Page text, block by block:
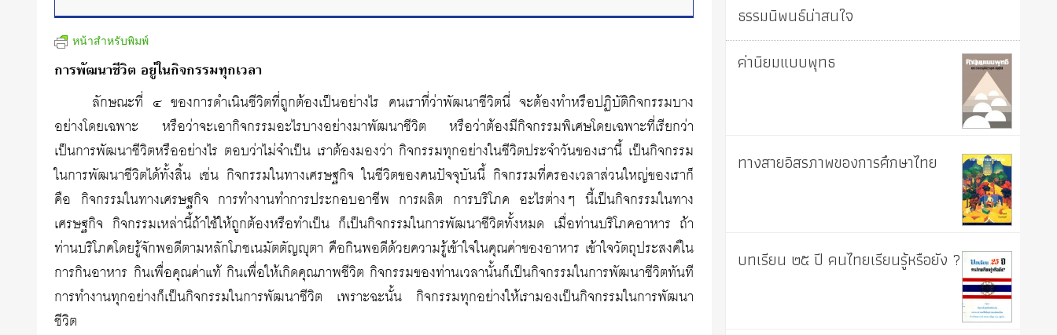
หน้าสำหรับพิมพ์
การพัฒนาชีวิต อยู่ในกิจกรรมทุกเวลา
ลักษณะที่ ๔ ของการดำเนินชีวิตที่ถูกต้องเป็นอย่างไร คนเราที่ว่าพัฒนาชีวิตนี่ จะต้องทำหรือปฏิบัติกิจกรรมบาง
อย่างโดยเฉพาะ หรือว่าจะเอากิจกรรมอะไรบางอย่างมาพัฒนาชีวิต หรือว่าต้องมีกิจกรรมพิเศษโดยเฉพาะที่เรียกว่า
เป็นการพัฒนาชีวิตหรืออย่างไร ตอบว่าไม่จำเป็น เราต้องมองว่า กิจกรรมทุกอย่างในชีวิตประจำวันของเรานี้ เป็นกิจกรรม
ในการพัฒนาชีวิตได้ทั้งสิ้น เช่น กิจกรรมในทางเศรษฐกิจ ในชีวิตของคนปัจจุบันนี้ กิจกรรมที่ครองเวลาส่วนใหญ่ของเราก็
คือ กิจกรรมในทางเศรษฐกิจ การทำงานทำการประกอบอาชีพ การผลิต การบริโภค อะไรต่างๆ นี้เป็นกิจกรรมในทาง
เศรษฐกิจ กิจกรรมเหล่านี้ถ้าใช้ให้ถูกต้องหรือทำเป็น ก็เป็นกิจกรรมในการพัฒนาชีวิตทั้งหมด เมื่อท่านบริโภคอาหาร ถ้า
ท่านบริโภคโดยรู้จักพอดีตามหลักโภชเนมัตตัญญุตา คือกินพอดีด้วยความรู้เข้าใจในคุณค่าของอาหาร เข้าใจวัตถุประสงค์ใน
การกินอาหาร กินเพื่อคุณค่าแท้ กินเพื่อให้เกิดคุณภาพชีวิต กิจกรรมของท่านเวลานั้นก็เป็นกิจกรรมในการพัฒนาชีวิตทันที
การทำงานทุกอย่างก็เป็นกิจกรรมในการพัฒนาชีวิต เพราะฉะนั้น กิจกรรมทุกอย่างให้เรามองเป็นกิจกรรมในการพัฒนา
ชีวิต
ธรรมนิพนธ์น่าสนใจ
ค่านิยมแบบพุทธ
ทางสายอิสรภาพของการศึกษาไทย
บทเรียน ๒๕ ปี คนไทยเรียนรู้หรือยัง ?